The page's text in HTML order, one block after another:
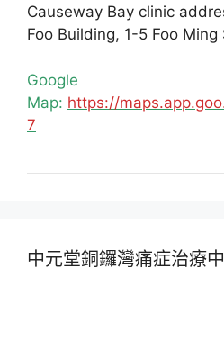
Causeway Bay clinic
Foo Building, 1-5 Foo
Google
Map: https://
7
中元堂銅鑼灣痛症治療